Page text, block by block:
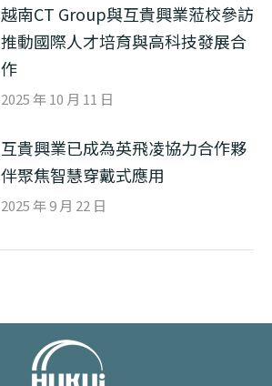
越南CT Group與互貴興業蒞校參訪
推動國際人才培育與高科技發展合
作
2025 年 10 月 11 日
互貴興業已成為英飛凌協力合作夥
伴聚焦智慧穿戴式應用
2025 年 9 月 22 日